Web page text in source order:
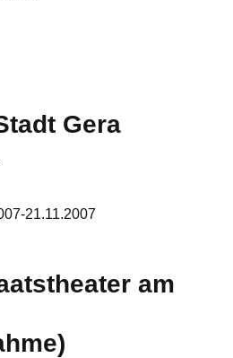
Gera
21.11.2007
am